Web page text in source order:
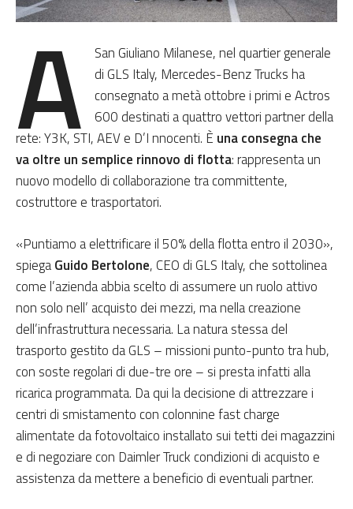
A San Giuliano Milanese, nel quartier generale
di GLS Italy, Mercedes-Benz Trucks ha
consegnato a metà ottobre i primi e Actros
600 destinati a quattro vettori partner della
rete: Y3K, STI, AEV e D’I nnocenti. È una consegna che
va oltre un semplice rinnovo di flotta: rappresenta un
nuovo modello di collaborazione tra committente,
costruttore e trasportatori.
«Puntiamo a elettrificare il 50% della flotta entro il 2030»,
spiegaGuido Bertolone, CEO di GLS Italy, che sottolinea
come l’azienda abbia scelto di assumere un ruolo attivo
non solo nell’ acquisto dei mezzi, ma nella creazione
dell’infrastruttura necessaria. La natura stessa del
trasporto gestito da GLS – missioni punto-punto tra hub,
con soste regolari di due-tre ore – si presta infatti alla
ricarica programmata. Da qui la decisione di attrezzare i
centri di smistamento con colonnine fast charge
alimentate da fotovoltaico installato sui tetti dei magazzini
e di negoziare con Daimler Truck condizioni di acquisto e
assistenza da mettere a beneficio di eventuali partner.